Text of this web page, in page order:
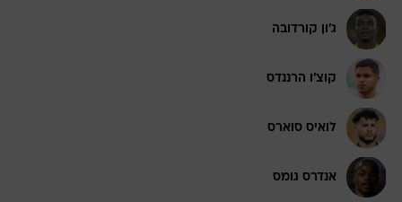
ג'ון קורדובה
קוצ'ו הרננדס
לואיס סוארס
אנדרס גומס